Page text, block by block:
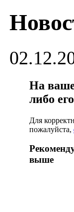
На
либо
Для
пожалуйста,
выше